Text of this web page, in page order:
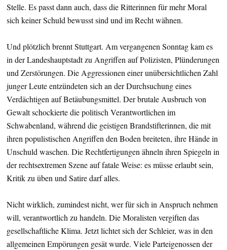
Stelle. Es passt dann auch, dass die Ritterinnen für mehr Moral
sich keiner Schuld bewusst sind und im Recht wähnen.
Und plötzlich brennt Stuttgart. Am vergangenen Sonntag kam es
in der Landeshauptstadt zu Angriffen auf Polizisten, Plünderungen
und Zerstörungen. Die Aggressionen einer unübersichtlichen Zahl
junger Leute entzündeten sich an der Durchsuchung eines
Verdächtigen auf Betäubungsmittel. Der brutale Ausbruch von
Gewalt schockierte die politisch Verantwortlichen im
Schwabenland, während die geistigen Brandstifterinnen, die mit
ihren populistischen Angriffen den Boden breiteten, ihre Hände in
Unschuld waschen. Die Rechtfertigungen ähneln ihren Spiegeln in
der rechtsextremen Szene auf fatale Weise: es müsse erlaubt sein,
Kritik zu üben und Satire darf alles.
Nicht wirklich, zumindest nicht, wer für sich in Anspruch nehmen
will, verantwortlich zu handeln. Die Moralisten vergiften das
gesellschaftliche Klima. Jetzt lichtet sich der Schleier, was in den
allgemeinen Empörungen gesät wurde. Viele Parteigenossen der